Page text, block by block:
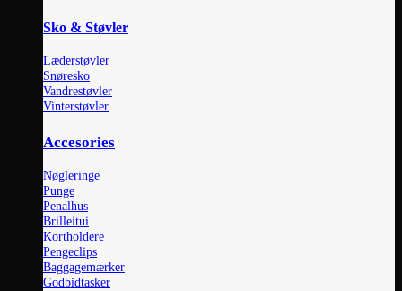
Sko & Støvler
Læderstøvler
Snøresko
Vandrestøvler
Vinterstøvler
Accesories
Nøgleringe
Punge
Penalhus
Brilleitui
Kortholdere
Pengeclips
Baggagemærker
Godbidtasker